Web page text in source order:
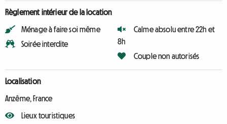
Règlement intérieur de la location
Ménage à faire soi même
Soirée interdite
Calme absolu entre 22h et
8h
Couple non autorisés
Localisation
Anzême, France
Lieux touristiques